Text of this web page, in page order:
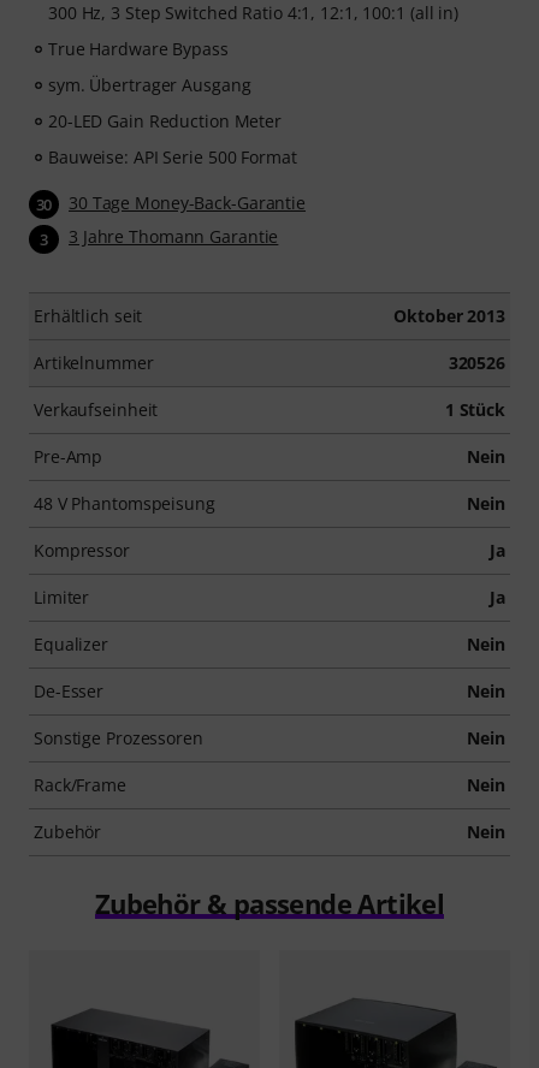
300 Hz, 3 Step Switched Ratio 4:1, 12:1, 100:1 (all in)
True Hardware Bypass
sym. Übertrager Ausgang
20-LED Gain Reduction Meter
Bauweise: API Serie 500 Format
30 30 Tage Money-Back-Garantie
3 3 Jahre Thomann Garantie
Erhältlich seit Oktober 2013
Artikelnummer 320526
Verkaufseinheit 1 Stück
Pre-Amp Nein
48 V Phantomspeisung Nein
Kompressor Ja
Limiter Ja
Equalizer Nein
De-Esser Nein
Sonstige Prozessoren Nein
Rack/Frame Nein
Zubehör Nein
Zubehör & passende Artikel